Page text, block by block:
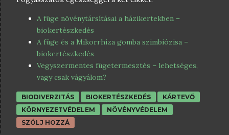
A füge növénytársításai a házikertekben –
biokertészkedés
A füge és a Mikorrhiza gomba szimbiózisa –
biokertészkedés
Vegyszermentes fügetermesztés – lehetséges,
vagy csak vágyálom?
BIODIVERZITÁS BIOKERTÉSZKEDÉS
KÁRTEVŐ
KÖRNYEZETVÉDELEM
NÖVÉNYVÉDELEM
SZÓLJ HOZZÁ